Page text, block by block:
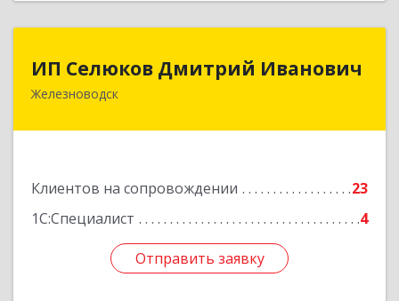
ИП Селюков Дмитрий Иванович
Железноводск
Клиентов на сопровождении
23
1С:Специалист
4
Отправить заявку
ИП Селюков Дмитрий Иванович
357400, Ставропольский край, Железноводск г,
Отправить заявку